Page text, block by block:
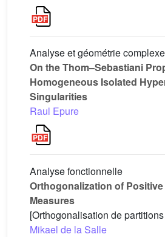
Analyse et géométrie
On the Thom–Sebastiani
Homogeneous Isolated
Singularities
Raul Epure
Analyse fonctionnelle
Orthogonalization of
Measures
[Orthogonalisation de partitions
Mikael de la Salle